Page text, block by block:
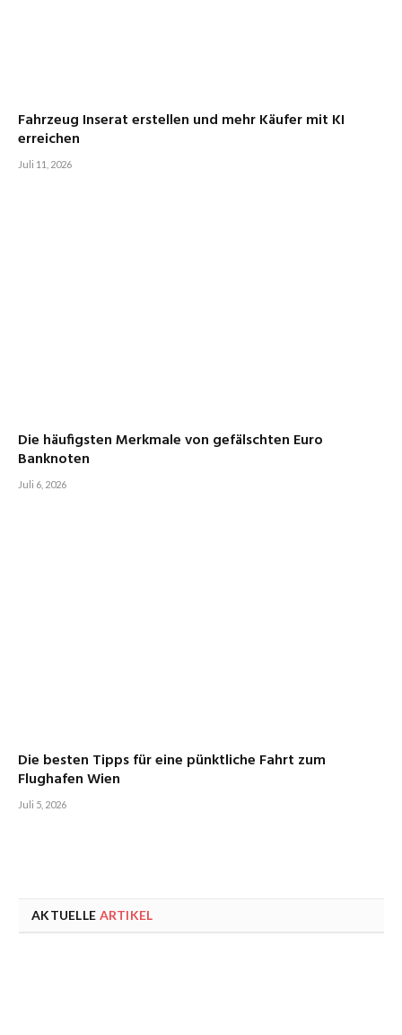
Fahrzeug Inserat erstellen und mehr Käufer mit KI
erreichen
Juli 11, 2026
Die häufigsten Merkmale von gefälschten Euro
Banknoten
Juli 6, 2026
Die besten Tipps für eine pünktliche Fahrt zum
Flughafen Wien
Juli 5, 2026
AKTUELLE ARTIKEL